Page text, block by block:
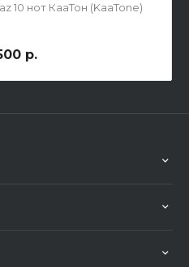
10 нот КааТон (KaaTone)
р.